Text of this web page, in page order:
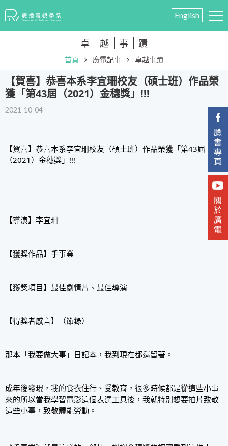
English
卓 越 事 蹟
首頁 廣電記事 卓越事蹟
【賀喜】恭喜本系李宜珊校友（碩士班）作品榮
獲「第43屆（2021）金穗獎」!!!
2021-10-04
【賀喜】恭喜本系李宜珊校友（碩士班）作品榮獲「第43屆
（2021）金穗獎」!!!
【導演】李宜珊
【獲獎作品】手事業
【獲獎項目】最佳劇情片、最佳導演
【得獎者感言】（節錄）
那本「我要做大事」日記本，我到現在都還留著。
成年後發現，我的食衣住行、受教育，很多時候都是從這些小事
來的所以當我學習電影這個表達工具後，我就特別想要拍片致敬
這些小事，致敬體能勞動。